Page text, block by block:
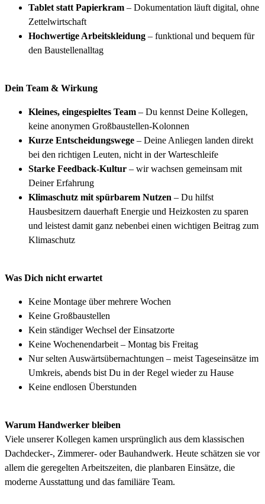
Tablet statt Papierkram – Dokumentation läuft digital, ohne
Zettelwirtschaft
Hochwertige Arbeitskleidung – funktional und bequem für
den Baustellenalltag
Dein Team & Wirkung
Kleines, eingespieltes Team – Du kennst Deine Kollegen,
keine anonymen Großbaustellen-Kolonnen
Kurze Entscheidungswege – Deine Anliegen landen direkt
bei den richtigen Leuten, nicht in der Warteschleife
Starke Feedback-Kultur – wir wachsen gemeinsam mit
Deiner Erfahrung
Klimaschutz mit spürbarem Nutzen – Du hilfst
Hausbesitzern dauerhaft Energie und Heizkosten zu sparen
und leistest damit ganz nebenbei einen wichtigen Beitrag zum
Klimaschutz
Was Dich nicht erwartet
Keine Montage über mehrere Wochen
Keine Großbaustellen
Kein ständiger Wechsel der Einsatzorte
Keine Wochenendarbeit – Montag bis Freitag
Nur selten Auswärtsübernachtungen – meist Tageseinsätze im
Umkreis, abends bist Du in der Regel wieder zu Hause
Keine endlosen Überstunden
Warum Handwerker bleiben
Viele unserer Kollegen kamen ursprünglich aus dem klassischen
Dachdecker-, Zimmerer- oder Bauhandwerk. Heute schätzen sie vor
allem die geregelten Arbeitszeiten, die planbaren Einsätze, die
moderne Ausstattung und das familiäre Team.